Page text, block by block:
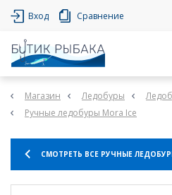
Вход Сравнение
Магазин Ледобуры
Ручные ледобуры Mora Ice
СМОТРЕТЬ ВСЕ РУЧНЫЕ